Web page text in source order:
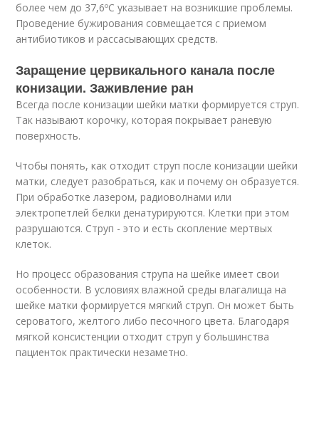
более чем до 37,6ºС указывает на возникшие проблемы.
Проведение бужирования совмещается с приемом
антибиотиков и рассасывающих средств.
Заращение цервикального канала после
конизации. Заживление ран
Всегда после конизации шейки матки формируется струп.
Так называют корочку, которая покрывает раневую
поверхность.
Чтобы понять, как отходит струп после конизации шейки
матки, следует разобраться, как и почему он образуется.
При обработке лазером, радиоволнами или
электропетлей белки денатурируются. Клетки при этом
разрушаются. Струп - это и есть скопление мертвых
клеток.
Но процесс образования струпа на шейке имеет свои
особенности. В условиях влажной среды влагалища на
шейке матки формируется мягкий струп. Он может быть
сероватого, желтого либо песочного цвета. Благодаря
мягкой консистенции отходит струп у большинства
пациенток практически незаметно.